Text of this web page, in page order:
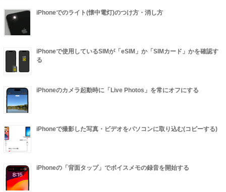
iPhoneでのライト(懐中電灯)のつけ方・消し方
iPhoneで使用しているSIMが「eSIM」か「SIMカード」かを確認す
る
iPhoneのカメラ起動時に「Live Photos」を常にオフにする
iPhoneで撮影した写真・ビデオをパソコンに取り込む(コピーする)
iPhoneの「背面タップ」でボイスメモの録音を開始する